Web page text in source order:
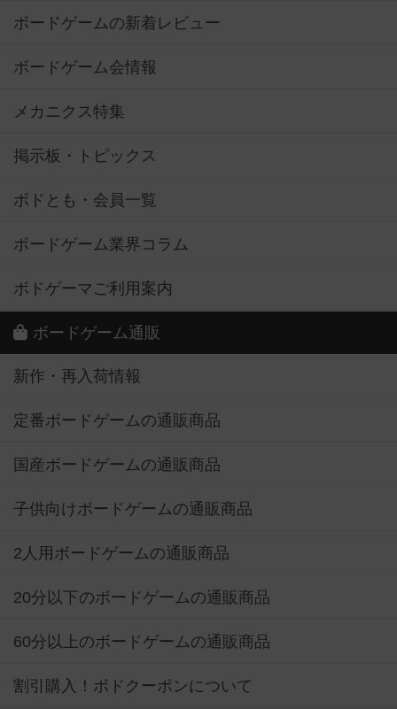
ボードゲームの新着レビュー
ボードゲーム会情報
メカニクス特集
掲示板・トピックス
ボドとも・会員一覧
ボードゲーム業界コラム
ボドゲーマご利用案内
ボードゲーム通販
新作・再入荷情報
定番ボードゲームの通販商品
国産ボードゲームの通販商品
子供向けボードゲームの通販商品
2人用ボードゲームの通販商品
20分以下のボードゲームの通販商品
60分以上のボードゲームの通販商品
割引購入！ボドクーポンについて